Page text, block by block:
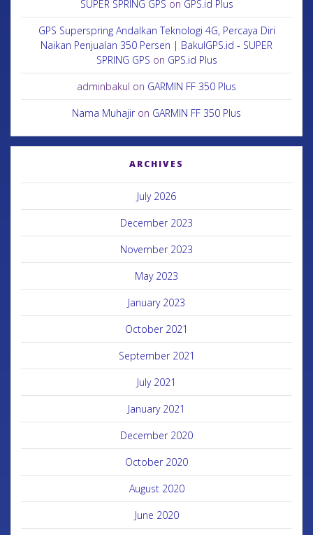
SUPER SPRING GPS on GPS.id Plus
GPS Superspring Andalkan Teknologi 4G, Percaya Diri
Naikan Penjualan 350 Persen | BakulGPS.id - SUPER
SPRING GPS on GPS.id Plus
adminbakul on GARMIN FF 350 Plus
Nama Muhajiron GARMIN FF 350 Plus
ARCHIVES
July 2026
December 2023
November 2023
May 2023
January 2023
October 2021
September 2021
July 2021
January 2021
December 2020
October 2020
August 2020
June 2020